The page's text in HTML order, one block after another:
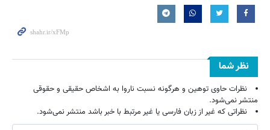
نظر شما
نظرات حاوی توهین و هرگونه نسبت ناروا به اشخاص حقیقی و حقوقی
منتشر نمی‌شود.
نظراتی که غیر از زبان فارسی یا غیر مرتبط با خبر باشد منتشر نمی‌شود.